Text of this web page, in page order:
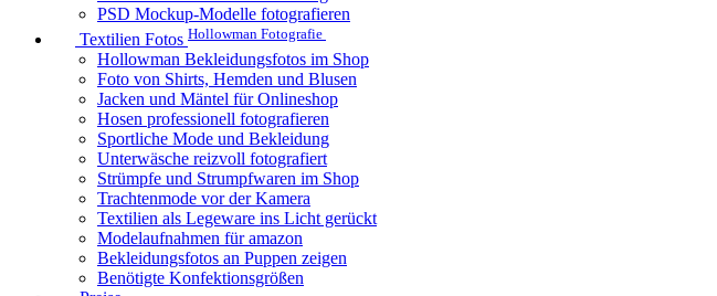
PSD Mockup-Modelle fotografieren
Textilien Fotos Hollowman Fotografie
Hollowman Bekleidungsfotos im Shop
Foto von Shirts, Hemden und Blusen
Jacken und Mäntel für Onlineshop
Hosen professionell fotografieren
Sportliche Mode und Bekleidung
Unterwäsche reizvoll fotografiert
Strümpfe und Strumpfwaren im Shop
Trachtenmode vor der Kamera
Textilien als Legeware ins Licht gerückt
Modelaufnahmen für amazon
Bekleidungsfotos an Puppen zeigen
Benötigte Konfektionsgrößen